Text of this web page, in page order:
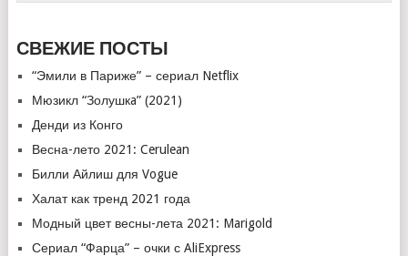
СВЕЖИЕ ПОСТЫ
“Эмили в Париже” – сериал Netflix
Мюзикл “Золушкa” (2021)
Денди из Конго
Весна-лето 2021: Cerulean
Билли Айлиш для Vogue
Халат как тренд 2021 года
Модный цвет весны-лета 2021: Marigold
Сериал “Фарца” – очки с AliExpress